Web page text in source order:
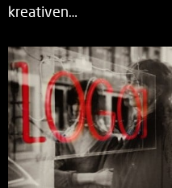
kreativen…